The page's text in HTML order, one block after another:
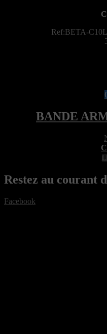
Ref:BETA-
BANDE
Restez au courant
Facebook